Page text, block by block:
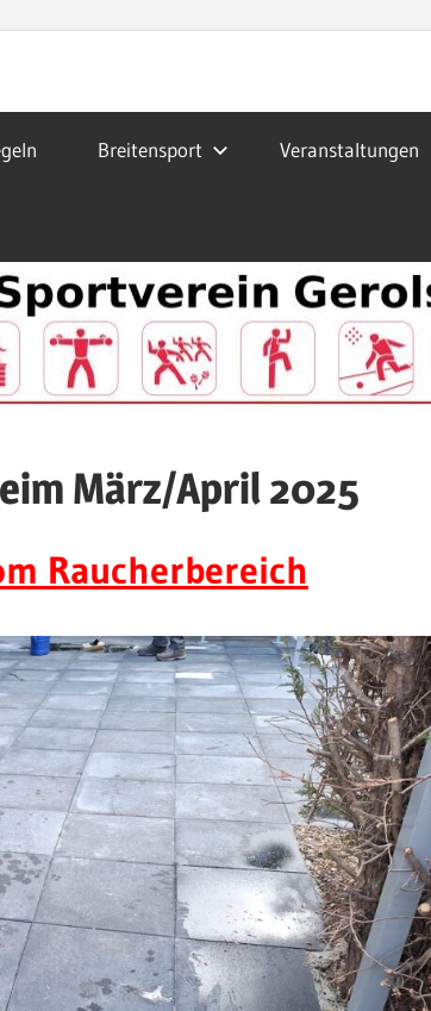
Breitensport Veranstaltungen
März/April 2025
Raucherbereich